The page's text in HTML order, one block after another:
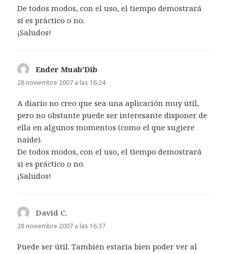
De todos modos, con el uso, el tiempo demostrará
si es práctico o no.
¡Saludos!
Ender Muab'Dib
28 noviembre 2007 a las 16:24
A diario no creo que sea una aplicación muy útil,
pero no obstante puede ser interesante disponer de
ella en algunos momentos (como el que sugiere
naide).
De todos modos, con el uso, el tiempo demostrará
si es práctico o no.
¡Saludos!
David C.
28 noviembre 2007 a las 16:37
Puede ser útil. También estaría bien poder ver al